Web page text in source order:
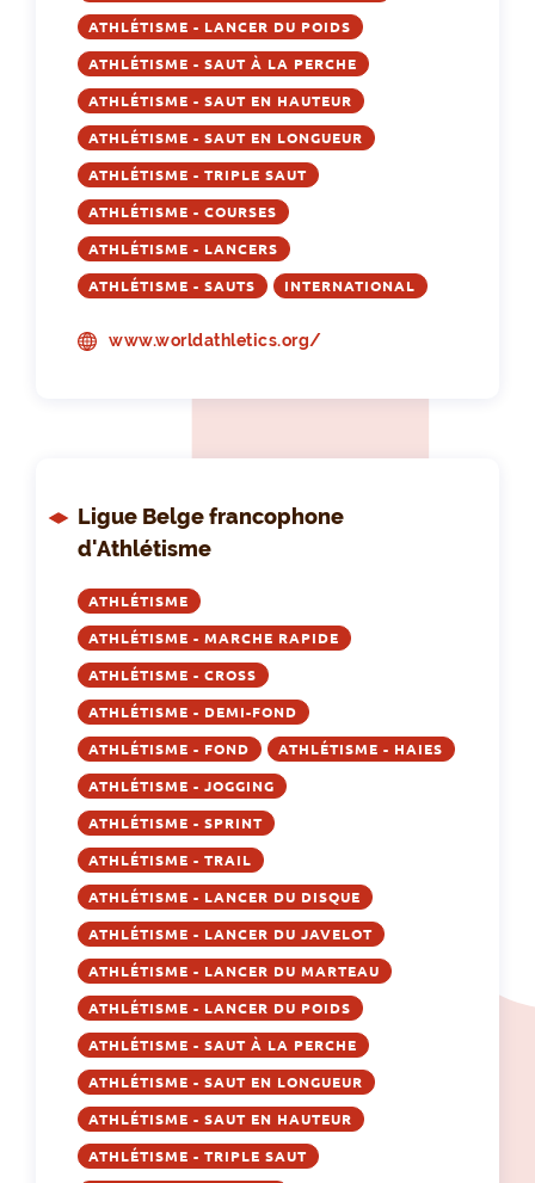
ATHLÉTISME - LANCER DU POIDS
ATHLÉTISME - SAUT À LA PERCHE
ATHLÉTISME - SAUT EN HAUTEUR
ATHLÉTISME - SAUT EN LONGUEUR
ATHLÉTISME - TRIPLE SAUT
ATHLÉTISME - COURSES
ATHLÉTISME - LANCERS
ATHLÉTISME - SAUTS INTERNATIONAL
www.worldathletics.org/
Ligue Belge francophone
d'Athlétisme
ATHLÉTISME
ATHLÉTISME - MARCHE RAPIDE
ATHLÉTISME - CROSS
ATHLÉTISME - DEMI-FOND
ATHLÉTISME - FOND ATHLÉTISME - HAIES
ATHLÉTISME - JOGGING
ATHLÉTISME - SPRINT
ATHLÉTISME - TRAIL
ATHLÉTISME - LANCER DU DISQUE
ATHLÉTISME - LANCER DU JAVELOT
ATHLÉTISME - LANCER DU MARTEAU
ATHLÉTISME - LANCER DU POIDS
ATHLÉTISME - SAUT À LA PERCHE
ATHLÉTISME - SAUT EN LONGUEUR
ATHLÉTISME - SAUT EN HAUTEUR
ATHLÉTISME - TRIPLE SAUT